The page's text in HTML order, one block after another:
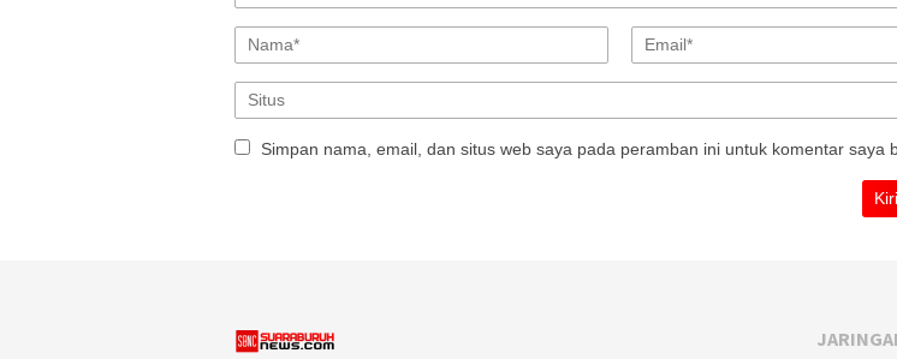
Simpan nama, email, dan situs web saya pada peramban ini untuk komentar saya